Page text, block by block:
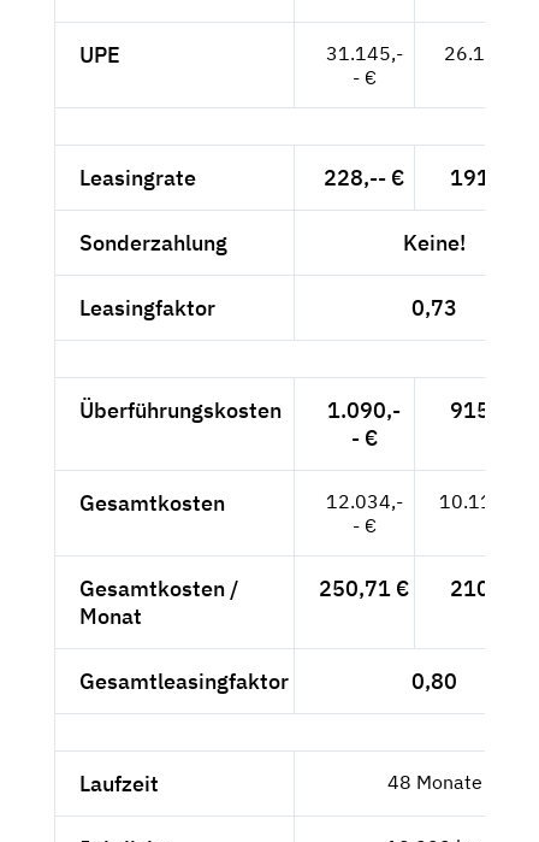
UPE
31.145,-
- €
26.172,--
Leasingrate 228,-- € 191,60 €
Sonderzahlung Keine!
Leasingfaktor 0,73
Überführungskosten
1.090,-
- €
915,97 €
Gesamtkosten
12.034,-
- €
10.112,61
Gesamtkosten /
Monat
250,71 € 210,68 €
Gesamtleasingfaktor 0,80
Laufzeit 48 Monate